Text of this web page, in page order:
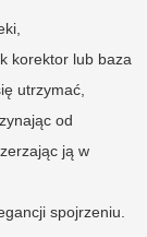
korektor lub baza
utrzymać,
od
ją w
spojrzeniu.